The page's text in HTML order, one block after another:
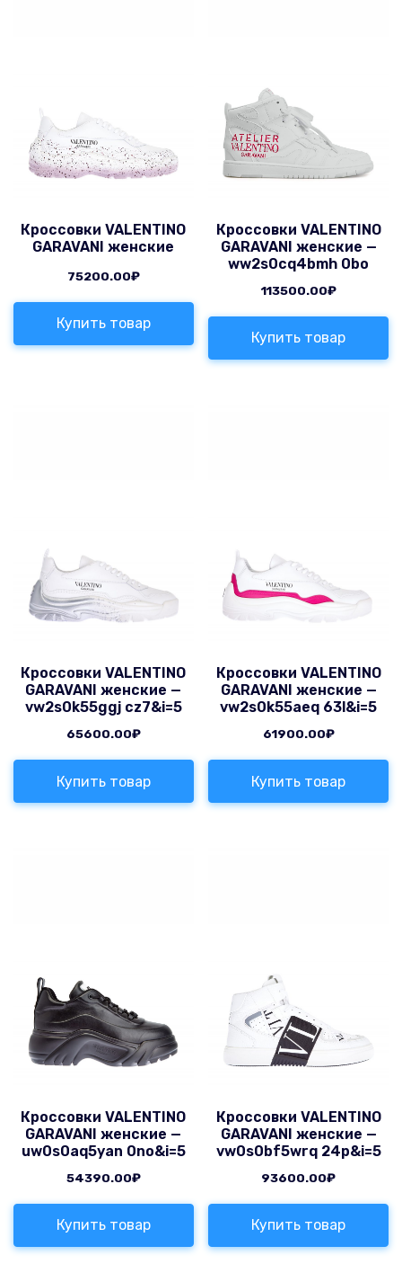
Кроссовки VALENTINO
GARAVANI женские
75200.00₽
Купить товар
Кроссовки VALENTINO
GARAVANI женские —
ww2s0cq4bmh 0bo
113500.00₽
Купить товар
Кроссовки VALENTINO
GARAVANI женские —
vw2s0k55ggj cz7&i=5
65600.00₽
Купить товар
Кроссовки VALENTINO
GARAVANI женские —
vw2s0k55aeq 63l&i=5
61900.00₽
Купить товар
Кроссовки VALENTINO
GARAVANI женские —
uw0s0aq5yan 0no&i=5
54390.00₽
Купить товар
Кроссовки VALENTINO
GARAVANI женские —
vw0s0bf5wrq 24p&i=5
93600.00₽
Купить товар